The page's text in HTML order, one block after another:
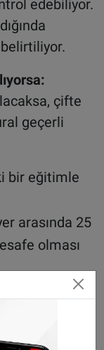
edebiliyor.
belirtiliyor.
çifte
geçerli
bir eğitimle
arasında 25
olması
aileden uzak
bir kurumda